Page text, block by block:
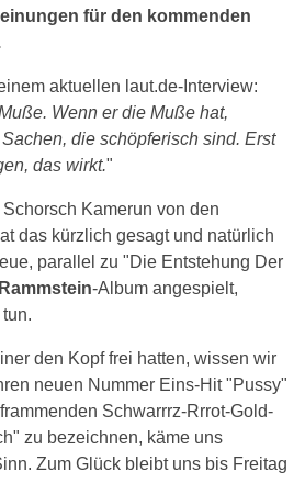
für den kommenden
aktuellen laut.de-Interview:
Wenn er die Muße hat,
die schöpferisch sind. Erst
das wirkt."
Kamerun von den
das kürzlich gesagt und natürlich
parallel zu "Die Entstehung Der
Rammstein-Album angespielt,
den Kopf frei hatten, wissen wir
neuen Nummer Eins-Hit "Pussy"
Schwarrrz-Rrrot-Gold-
zu bezeichnen, käme uns
Zum Glück bleibt uns bis Freitag